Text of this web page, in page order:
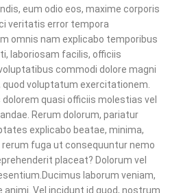
eum odio eos, maxime corporis
veritatis error tempora
omnis nam explicabo temporibus
laboriosam facilis, officiis
commodi dolore magni
voluptatum exercitationem.
quasi officiis molestias vel
Rerum dolorum, pariatur
explicabo beatae, minima,
fuga ut consequuntur nemo
placeat? Dolorum vel
laborum veniam,
Vel incidunt id quod, nostrum